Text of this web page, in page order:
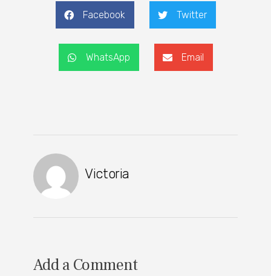
Facebook Twitter
WhatsApp Email
Victoria
Add a Comment